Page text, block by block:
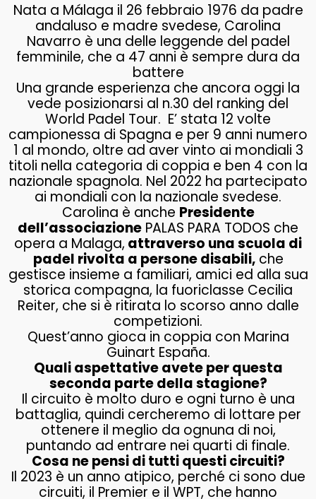
Nata a Málaga il 26 febbraio 1976 da padre
andaluso e madre svedese, Carolina
Navarro è una delle leggende del padel
femminile, che a 47 anni è sempre dura da
battere
Una grande esperienza che ancora oggi la
vede posizionarsi al n.30 del ranking del
World Padel Tour. E’ stata 12 volte
campionessa di Spagna e per 9 anni numero
1 al mondo, oltre ad aver vinto ai mondiali 3
titoli nella categoria di coppia e ben 4 con la
nazionale spagnola. Nel 2022 ha partecipato
ai mondiali con la nazionale svedese.
Carolina è anche Presidente
dell’associazione PALAS PARA TODOS che
opera a Malaga, attraverso una scuola di
padel rivolta a persone disabili,che
gestisce insieme a familiari, amici ed alla sua
storica compagna, la fuoriclasse Cecilia
Reiter, che si è ritirata lo scorso anno dalle
competizioni.
Quest’anno gioca in coppia con Marina
Guinart España.
Quali aspettative avete per questa
seconda parte della stagione?
Il circuito è molto duro e ogni turno è una
battaglia, quindi cercheremo di lottare per
ottenere il meglio da ognuna di noi,
puntando ad entrare nei quarti di finale.
Cosa ne pensi di tutti questi circuiti?
Il 2023 è un anno atipico, perché ci sono due
circuiti, il Premier e il WPT, che hanno